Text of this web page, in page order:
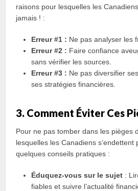
raisons pour lesquelles les
jamais ! :
Erreur #1 : Ne pas analyser les
Erreur #2 : Faire confiance
sans vérifier les sources.
Erreur #3 : Ne pas diversifier
ses stratégies financières.
3. Comment Éviter Ces
Pour ne pas tomber dans les pièges
lesquelles les Canadiens s’endettent
quelques conseils pratiques :
Éduquez-vous sur le sujet :
fiables et suivre l’actualité